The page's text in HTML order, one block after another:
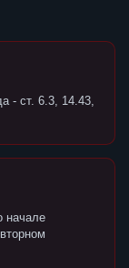
- ст. 6.3, 14.43,
начале